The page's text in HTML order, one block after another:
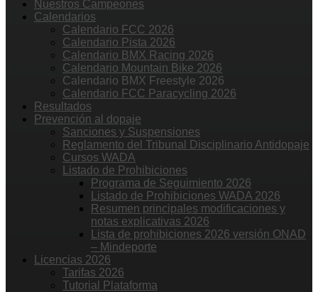
Nuestros Campeones
Calendarios
Calendario FCC 2026
Calendario Pista 2026
Calendario BMX Racing 2026
Calendario Mountain Bike 2026
Calendario BMX Freestyle 2026
Calendario FCC Paracycling 2026
Resultados
Prevención al dopaje
Sanciones y Suspensiones
Reglamento del Tribunal Disciplinario Antidopaje
Cursos WADA
Listado de Prohibiciones
Programa de Seguimiento 2026
Listado de Prohibiciones WADA 2026
Resumen principales modificaciones y
notas explicativas 2026
Lista de prohibiciones 2026 versión ONAD
– Mindeporte
Licencias 2026
Tarifas 2026
Tutorial Plataforma